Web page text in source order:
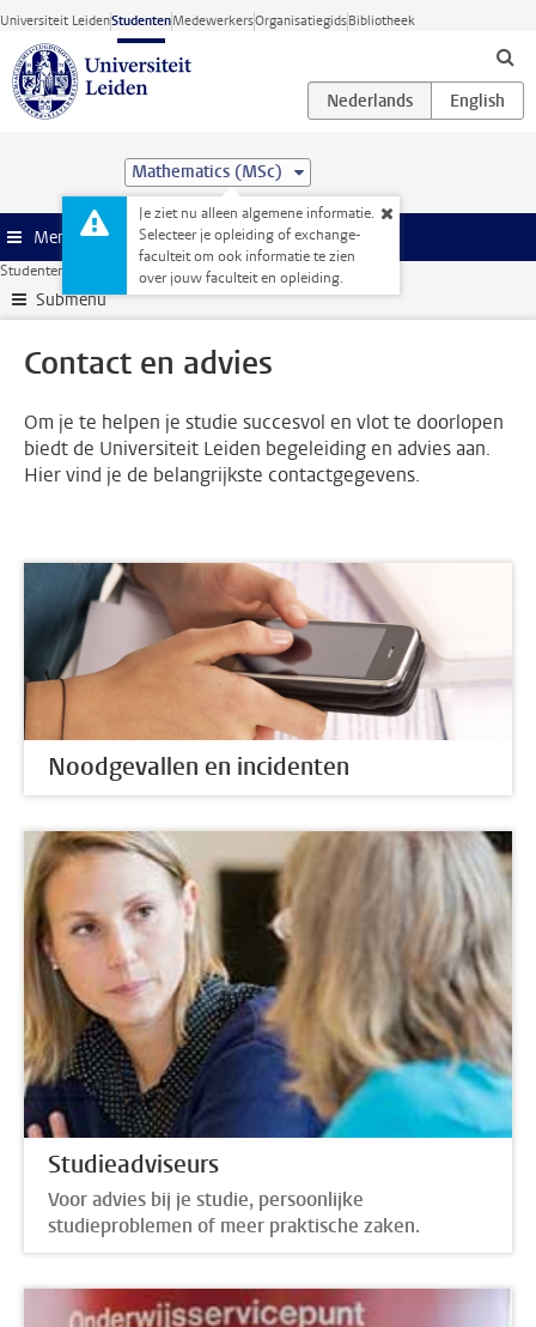
Ga direct naar de inhoud
Universiteit LeidenStudentenMedewerkersOrganisatiegidsBibliotheek
Mathematics (MSc)
Je ziet nu alleen algemene informatie.
Selecteer je opleiding of exchange-
faculteit om ook informatie te zien
over jouw faculteit en opleiding.
Menu
Studentenwebsite Je opleiding Contact en advies
Submenu
Contact en advies
Om je te helpen je studie succesvol en vlot te doorlopen
biedt de Universiteit Leiden begeleiding en advies aan.
Hier vind je de belangrijkste contactgegevens.
Noodgevallen en incidenten
Studieadviseurs
Voor advies bij je studie, persoonlijke
studieproblemen of meer praktische zaken.